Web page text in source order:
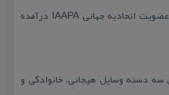
كشور بوده كه از سال ۱۳۹۰ به عضویت اتحادیه جهانی IAAPA درآمده
دسته وسایل هیجانی، خانوادگی و